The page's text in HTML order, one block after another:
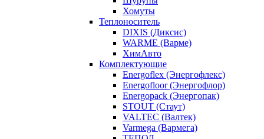
Хомуты
Теплоноситель
DIXIS (Диксис)
WARME (Варме)
ХимАвто
Комплектующие
Energoflex (Энергофлекс)
Energofloor (Энергофлор)
Energopack (Энергопак)
STOUT (Стаут)
VALTEC (Валтек)
Varmega (Вармега)